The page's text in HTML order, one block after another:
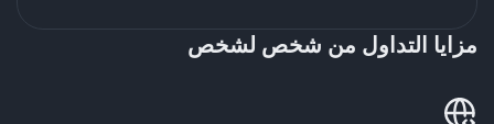
مزايا التداول من شخص لشخص